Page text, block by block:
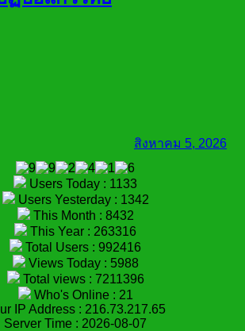
สิงหาคม 5, 2026
Users Today : 1133
Users Yesterday : 1342
This Month : 8432
This Year : 263316
Total Users : 992416
Views Today : 5988
Total views : 7211396
Who's Online : 21
IP Address : 216.73.217.65
Server Time : 2026-08-07